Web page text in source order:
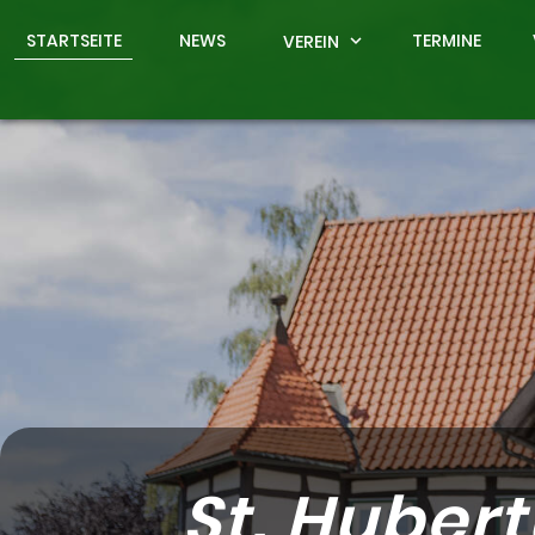
STARTSEITE NEWS VEREIN expand_more TERMINE